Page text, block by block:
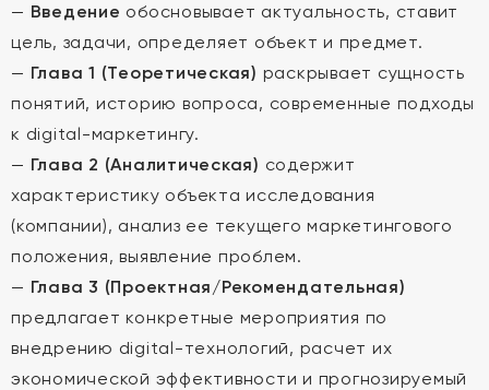
— Введение обосновывает актуальность, ставит
цель, задачи, определяет объект и предмет.
— Глава 1 (Теоретическая) раскрывает сущность
понятий, историю вопроса, современные подходы
к digital-маркетингу.
— Глава 2 (Аналитическая) содержит
характеристику объекта исследования
(компании), анализ ее текущего маркетингового
положения, выявление проблем.
— Глава 3 (Проектная/Рекомендательная)
предлагает конкретные мероприятия по
внедрению digital-технологий, расчет их
экономической эффективности и прогнозируемый